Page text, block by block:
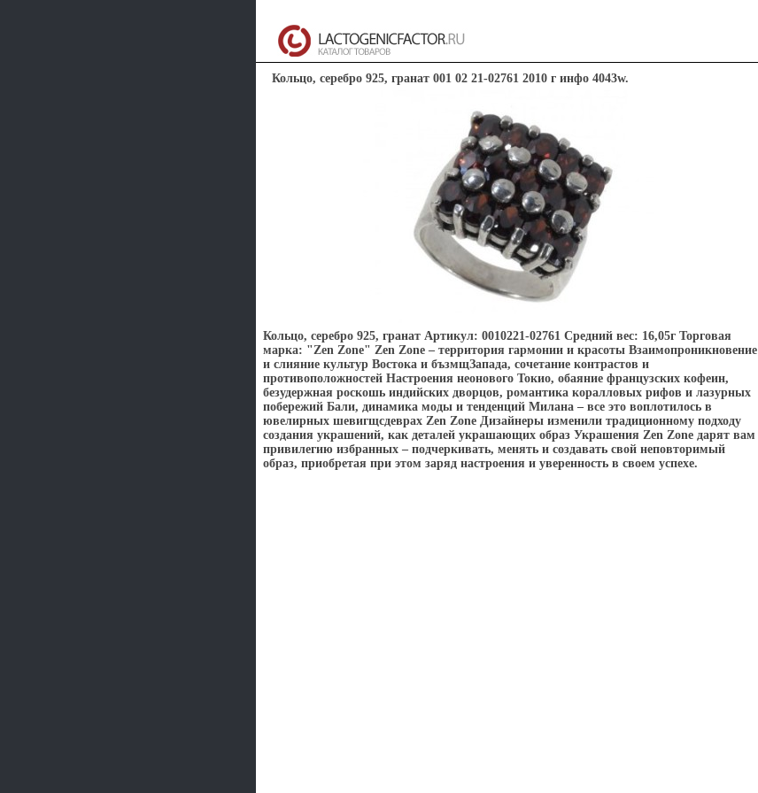
Кольцо, серебро 925, гранат 001 02 21-02761 2010 г инфо 4043w.
Кольцо, серебро 925, гранат Артикул: 0010221-02761 Средний вес: 16,05г Торговая
марка: "Zen Zone" Zen Zone – территория гармонии и красоты Взаимопроникновение
и слияние культур Востока и бъзмщЗапада, сочетание контрастов и
противоположностей Настроения неонового Токио, обаяние французских кофеин,
безудержная роскошь индийских дворцов, романтика коралловых рифов и лазурных
побережий Бали, динамика моды и тенденций Милана – все это воплотилось в
ювелирных шевигщсдеврах Zen Zone Дизайнеры изменили традиционному подходу
создания украшений, как деталей украшающих образ Украшения Zen Zone дарят вам
привилегию избранных – подчеркивать, менять и создавать свой неповторимый
образ, приобретая при этом заряд настроения и уверенность в своем успехе.